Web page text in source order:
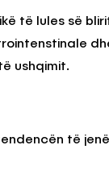
të lules së
ushqimit.
të